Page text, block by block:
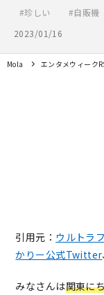
珍しい 自販機
2023/01/16
Mola エンタメウィーク
引用元： ウルトラ
かりー公式Twitter
みなさんは関東に